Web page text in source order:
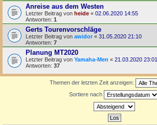
Anreise aus dem Westen
Letzter Beitrag von heide « 02.06.2020 14:55
Antworten: 1
Gerts Tourenvorschläge
Letzter Beitrag von awidor « 31.05.2020 21:10
Antworten: 7
Planung MT2020
Letzter Beitrag von Yamaha-Men « 21.03.2020 23:01
Antworten: 37
Themen der letzten Zeit anzeigen:
Sortiere nach